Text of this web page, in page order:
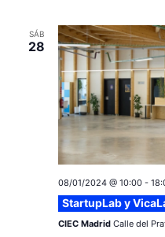
SÁB
28
08/01/2024 @ 10:00-
StartupLab y
CIEC Madrid Calle del